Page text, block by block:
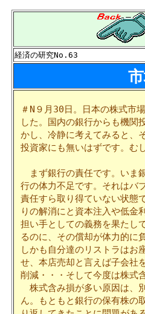
経済の研究No.63
＃N９月30日。日本の株式市
した。国内の銀行からも機関
かし、冷静に考えてみると、
投資家にも無いはずです。む
まず銀行の責任です。いま
行の体力不足です。それはバ
責任すら取り得ていない状態
りの解消にと資本注入や低金
担い手としての義務を果たし
るのに、その償却が体力的に
しかも自分達のリストラはお
せ、本店売却と言えば子会社
削減・・・そして今度は株式
株式含み損が多い原因は、
ん。もともと銀行の保有株の